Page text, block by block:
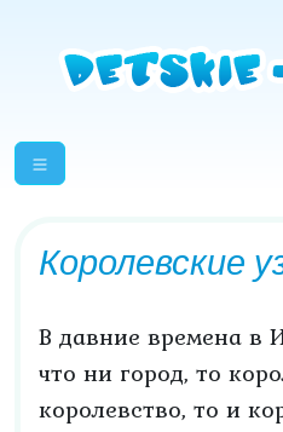
Королевские
В давние времена в
что ни город, то
королевство, то и